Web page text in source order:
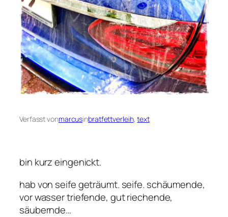
Verfasst vonmarcusinbratfettverleih, text
bin kurz eingenickt.
hab von seife geträumt. seife. schäumende,
vor wasser triefende, gut riechende,
säubernde…